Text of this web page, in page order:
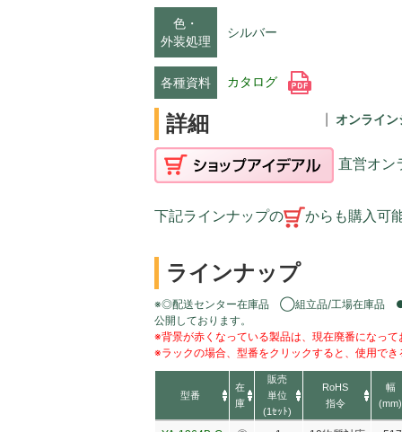
色・
外装処理
シルバー
各種資料 カタログ
詳細 オンライン
直営オン
下記ラインナップの からも購入可
ラインナップ
※◎配送センター在庫品 ◯組立品/工場在庫品 ●
公開しております。
※背景が赤くなっている製品は、現在廃番になって
※ラックの場合、型番をクリックすると、使用で
型番
在
庫
販売
単位
(1ｾｯﾄ)
RoHS
指令
幅
(mm)